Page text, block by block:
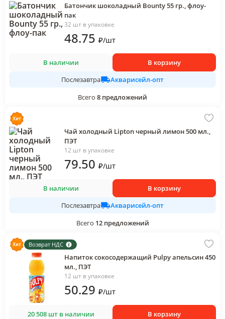
Батончик шоколадный Bounty 55 гр., флоу-
пак
32 шт в упаковке
48.75 ₽/шт
В наличии
В корзину
Послезавтра
Акварисейл-опт
Всего 8 предложений
Чай холодный Lipton черный лимон 500 мл.,
ПЭТ
12 шт в упаковке
79.50 ₽/шт
В наличии
В корзину
Послезавтра
Акварисейл-опт
Всего 12 предложений
Возврат НДС
Напиток сокосодержащий Pulpy апельсин 450
мл., ПЭТ
12 шт в упаковке
50.29 ₽/шт
20 508 шт в наличии
В корзину